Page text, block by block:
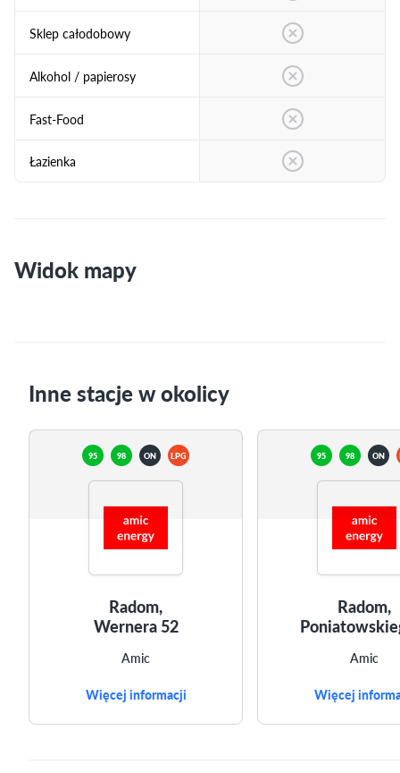
Sklep całodobowy
Alkohol / papierosy
Fast-Food
Łazienka
Widok mapy
Inne stacje w okolicy
95 98 ON LPG
Radom,
Wernera 52
Amic
Więcej informacji
95 98 ON
Radom,
Amic
Więcej